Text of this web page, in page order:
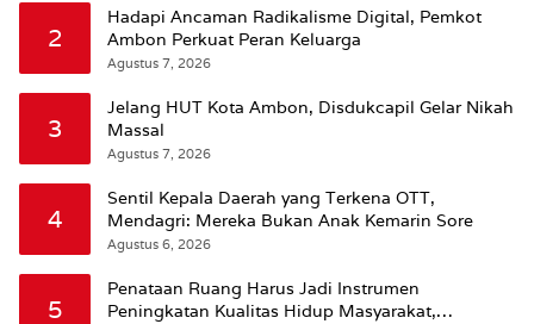
2
Hadapi Ancaman Radikalisme Digital, Pemkot
Ambon Perkuat Peran Keluarga
Agustus 7, 2026
3
Jelang HUT Kota Ambon, Disdukcapil Gelar Nikah
Massal
Agustus 7, 2026
4
Sentil Kepala Daerah yang Terkena OTT,
Mendagri: Mereka Bukan Anak Kemarin Sore
Agustus 6, 2026
5
Penataan Ruang Harus Jadi Instrumen
Peningkatan Kualitas Hidup Masyarakat,